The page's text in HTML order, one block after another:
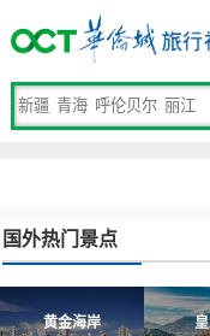
国外热门景点
黄金海岸